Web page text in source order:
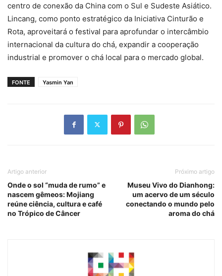
centro de conexão da China com o Sul e Sudeste Asiático.
Lincang, como ponto estratégico da Iniciativa Cinturão e
Rota, aproveitará o festival para aprofundar o intercâmbio
internacional da cultura do chá, expandir a cooperação
industrial e promover o chá local para o mercado global.
FONTE Yasmin Yan
Artigo anterior
Onde o sol “muda de rumo” e
nascem gêmeos: Mojiang
reúne ciência, cultura e café
no Trópico de Câncer
Próximo artigo
Museu Vivo do Dianhong:
um acervo de um século
conectando o mundo pelo
aroma do chá